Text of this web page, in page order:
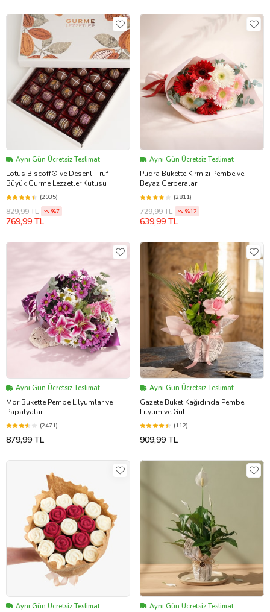
Aynı Gün Ücretsiz Teslimat
Lotus Biscoff® ve Desenli Trüf
Büyük Gurme Lezzetler Kutusu
(2035)
829,99 TL %7
769,99 TL
Aynı Gün Ücretsiz Teslimat
Pudra Bukette Kırmızı Pembe ve
Beyaz Gerberalar
(2811)
729,99 TL %12
639,99 TL
Aynı Gün Ücretsiz Teslimat
Mor Bukette Pembe Lilyumlar ve
Papatyalar
(2471)
879,99 TL
Aynı Gün Ücretsiz Teslimat
Gazete Buket Kağıdında Pembe
Lilyum ve Gül
(112)
909,99 TL
Aynı Gün Ücretsiz Teslimat Aynı Gün Ücretsiz Teslimat